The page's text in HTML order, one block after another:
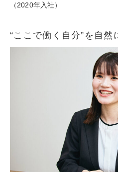
（2020年入社）
“ここで働く自分”を自然